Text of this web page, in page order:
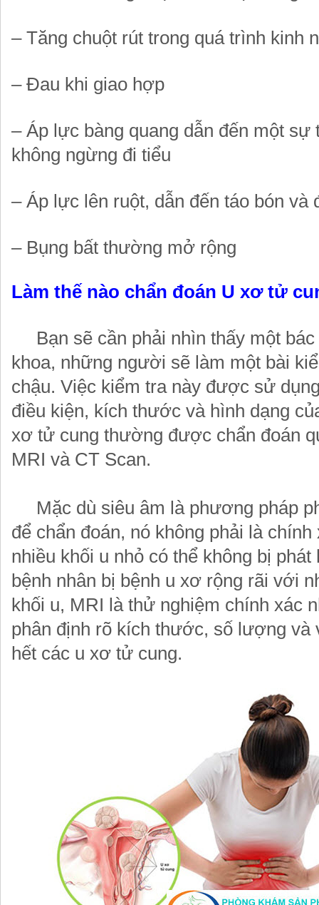
– Tăng chuột rút trong quá trình kinh
– Đau khi giao hợp
– Áp lực bàng quang dẫn đến một sự
không ngừng đi tiểu
– Áp lực lên ruột, dẫn đến táo bón và
– Bụng bất thường mở rộng
Làm thế nào chẩn đoán U xơ tử
Bạn sẽ cần phải nhìn thấy một bác
khoa, những người sẽ làm một bài
chậu. Việc kiểm tra này được sử
điều kiện, kích thước và hình dạng
xơ tử cung thường được chẩn đoán
MRI và CT Scan.
Mặc dù siêu âm là phương pháp
để chẩn đoán, nó không phải là chính
nhiều khối u nhỏ có thể không bị phát
bệnh nhân bị bệnh u xơ rộng rãi với
khối u, MRI là thử nghiệm chính xác
phân định rõ kích thước, số lượng và
hết các u xơ tử cung.